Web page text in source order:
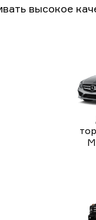
высокое